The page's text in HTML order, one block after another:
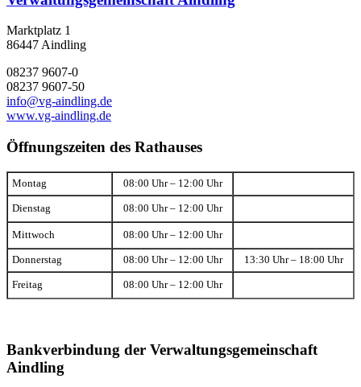
Marktplatz 1
86447 Aindling
08237 9607-0
08237 9607-50
info@vg-aindling.de
www.vg-aindling.de
Öffnungszeiten des Rathauses
Montag 08:00 Uhr – 12:00 Uhr
Dienstag 08:00 Uhr – 12:00 Uhr
Mittwoch 08:00 Uhr – 12:00 Uhr
Donnerstag 08:00 Uhr – 12:00 Uhr 13:30 Uhr – 18:00 Uhr
Freitag 08:00 Uhr – 12:00 Uhr
Bankverbindung der Verwaltungsgemeinschaft
Aindling